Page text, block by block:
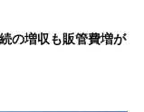
の増収も販管費増が